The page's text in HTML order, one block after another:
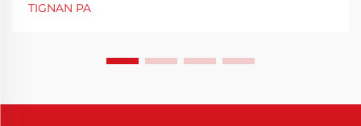
pare-parehong kalidad ng produksyon. Ang Chinese
TIGNAN PA